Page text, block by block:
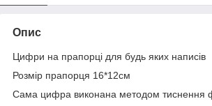
Опис
Цифри на прапорці для будь яких написів
Розмір прапорця 16*12см
Сама цифра виконана методом тиснення